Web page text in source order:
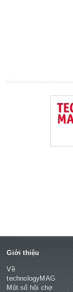
Giới thiệu
Về
technologyMAG
Một số hội chợ